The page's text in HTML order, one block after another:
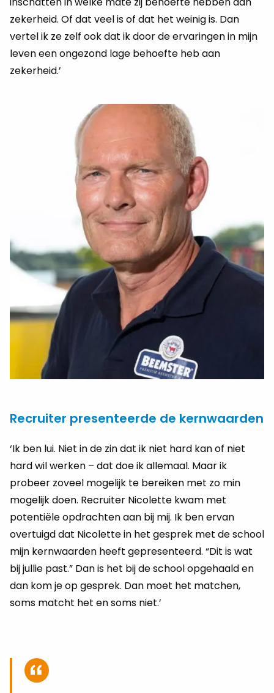
zekerheid. Of dat veel is of dat het weinig is. Dan
vertel ik ze zelf ook dat ik door de ervaringen in mijn
leven een ongezond lage behoefte heb aan
zekerheid.’
Recruiter presenteerde de kernwaarden
‘Ik ben lui. Niet in de zin dat ik niet hard kan of niet
hard wil werken – dat doe ik allemaal. Maar ik
probeer zoveel mogelijk te bereiken met zo min
mogelijk doen. Recruiter Nicolette kwam met
potentiële opdrachten aan bij mij. Ik ben ervan
overtuigd dat Nicolette in het gesprek met de school
mijn kernwaarden heeft gepresenteerd. “Dit is wat
bij jullie past.” Dan is het bij de school opgehaald en
dan kom je op gesprek. Dan moet het matchen,
soms matcht het en soms niet.’